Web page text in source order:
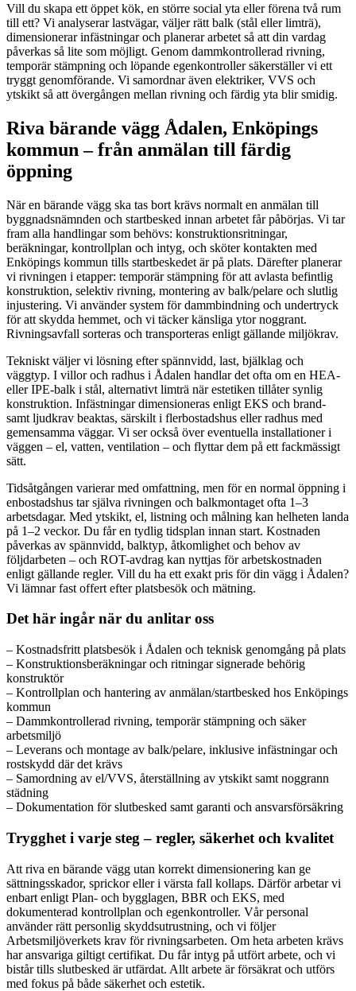
Vill du skapa ett öppet kök, en större social yta eller förena två rum
till ett? Vi analyserar lastvägar, väljer rätt balk (stål eller limträ),
dimensionerar infästningar och planerar arbetet så att din vardag
påverkas så lite som möjligt. Genom dammkontrollerad rivning,
temporär stämpning och löpande egenkontroller säkerställer vi ett
tryggt genomförande. Vi samordnar även elektriker, VVS och
ytskikt så att övergången mellan rivning och färdig yta blir smidig.
Riva bärande vägg Ådalen, Enköpings
kommun – från anmälan till färdig
öppning
När en bärande vägg ska tas bort krävs normalt en anmälan till
byggnadsnämnden och startbesked innan arbetet får påbörjas. Vi tar
fram alla handlingar som behövs: konstruktionsritningar,
beräkningar, kontrollplan och intyg, och sköter kontakten med
Enköpings kommun tills startbeskedet är på plats. Därefter planerar
vi rivningen i etapper: temporär stämpning för att avlasta befintlig
konstruktion, selektiv rivning, montering av balk/pelare och slutlig
injustering. Vi använder system för dammbindning och undertryck
för att skydda hemmet, och vi täcker känsliga ytor noggrant.
Rivningsavfall sorteras och transporteras enligt gällande miljökrav.
Tekniskt väljer vi lösning efter spännvidd, last, bjälklag och
väggtyp. I villor och radhus i Ådalen handlar det ofta om en HEA-
eller IPE-balk i stål, alternativt limträ när estetiken tillåter synlig
konstruktion. Infästningar dimensioneras enligt EKS och brand-
samt ljudkrav beaktas, särskilt i flerbostadshus eller radhus med
gemensamma väggar. Vi ser också över eventuella installationer i
väggen – el, vatten, ventilation – och flyttar dem på ett fackmässigt
sätt.
Tidsåtgången varierar med omfattning, men för en normal öppning i
enbostadshus tar själva rivningen och balkmontaget ofta 1–3
arbetsdagar. Med ytskikt, el, listning och målning kan helheten landa
på 1–2 veckor. Du får en tydlig tidsplan innan start. Kostnaden
påverkas av spännvidd, balktyp, åtkomlighet och behov av
följdarbeten – och ROT-avdrag kan nyttjas för arbetskostnaden
enligt gällande regler. Vill du ha ett exakt pris för din vägg i Ådalen?
Vi lämnar fast offert efter platsbesök och mätning.
Det här ingår när du anlitar oss
– Kostnadsfritt platsbesök i Ådalen och teknisk genomgång på plats
– Konstruktionsberäkningar och ritningar signerade behörig
konstruktör
– Kontrollplan och hantering av anmälan/startbesked hos Enköpings
kommun
– Dammkontrollerad rivning, temporär stämpning och säker
arbetsmiljö
– Leverans och montage av balk/pelare, inklusive infästningar och
rostskydd där det krävs
– Samordning av el/VVS, återställning av ytskikt samt noggrann
städning
– Dokumentation för slutbesked samt garanti och ansvarsförsäkring
Trygghet i varje steg – regler, säkerhet och kvalitet
Att riva en bärande vägg utan korrekt dimensionering kan ge
sättningsskador, sprickor eller i värsta fall kollaps. Därför arbetar vi
enbart enligt Plan- och bygglagen, BBR och EKS, med
dokumenterad kontrollplan och egenkontroller. Vår personal
använder rätt personlig skyddsutrustning, och vi följer
Arbetsmiljöverkets krav för rivningsarbeten. Om heta arbeten krävs
har ansvariga giltigt certifikat. Du får intyg på utfört arbete, och vi
bistår tills slutbesked är utfärdat. Allt arbete är försäkrat och utförs
med fokus på både säkerhet och estetik.